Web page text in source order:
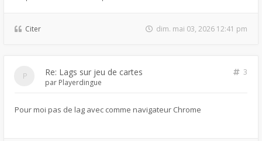
Citer dim. mai 03, 2026 12:41 pm
Re: Lags sur jeu de cartes
3
par Playerdingue
Pour moi pas de lag avec comme navigateur Chrome